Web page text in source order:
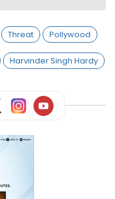
Threat Pollywood
Harvinder Singh Hardy